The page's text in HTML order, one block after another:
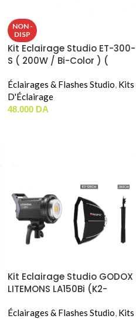
NON -
DISP
Kit Eclairage Studio ET-300-
S ( 200W / Bi-Color ) (
Éclairages & Flashes Studio, Kits
D'Éclairage
48.000 DA
Kit Eclairage Studio GODOX
LITEMONS LA150Bi (K2-
Éclairages & Flashes Studio, Kits